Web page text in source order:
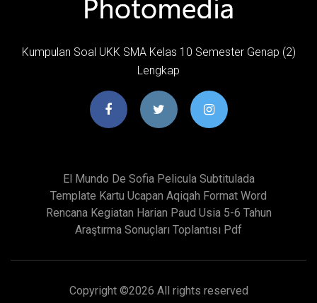
Kumpulan Soal UKK SMA Kelas 10 Semester Genap (2)
Lengkap
El Mundo De Sofia Pelicula Subtitulada
Template Kartu Ucapan Aqiqah Format Word
Rencana Kegiatan Harian Paud Usia 5-6 Tahun
Araştırma Sonuçları Toplantısı Pdf
Copyright ©2026 All rights reserved